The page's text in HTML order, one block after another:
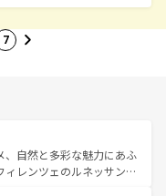
7
、自然と多彩な魅力にあふ
ィレンツェのルネッサンス